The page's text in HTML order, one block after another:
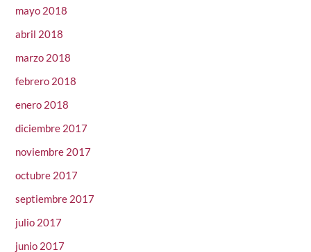
mayo 2018
abril 2018
marzo 2018
febrero 2018
enero 2018
diciembre 2017
noviembre 2017
octubre 2017
septiembre 2017
julio 2017
junio 2017